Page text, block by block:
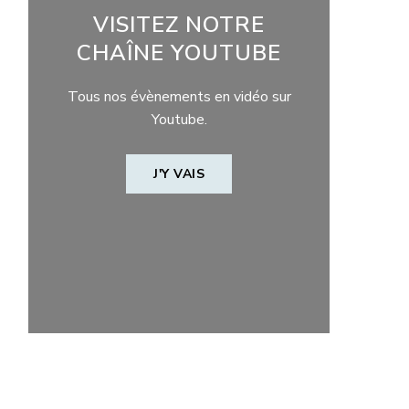
VISITEZ NOTRE
CHAÎNE YOUTUBE
Tous nos évènements en vidéo sur
Youtube.
J'Y VAIS